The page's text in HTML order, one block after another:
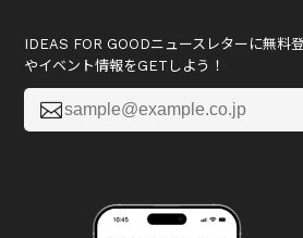
IDEAS FOR GOODニュースレターに無料
やイベント情報をGETしよう！
